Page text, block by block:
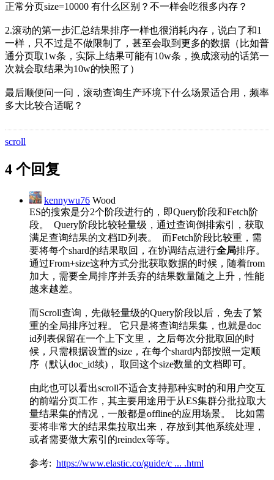
正常分页size=10000 有什么区别？不一样会吃很多内存？
2.滚动的第一步汇总结果排序一样也很消耗内存，说白了和1
一样，只不过是不做限制了，甚至会取到更多的数据（比如普
通分页取1w条，实际上结果可能有10w条，换成滚动的话第一
次就会取结果为10w的快照了）
最后顺便问一问，滚动查询生产环境下什么场景适合用，频率
多大比较合适呢？
scroll
4 个回复
kennywu76 Wood
ES的搜索是分2个阶段进行的，即Query阶段和Fetch阶
段。 Query阶段比较轻量级，通过查询倒排索引，获取
满足查询结果的文档ID列表。 而Fetch阶段比较重，需
要将每个shard的结果取回，在协调结点进行全局排序。
通过From+size这种方式分批获取数据的时候，随着from
加大，需要全局排序并丢弃的结果数量随之上升，性能
越来越差。
而Scroll查询，先做轻量级的Query阶段以后，免去了繁
重的全局排序过程。 它只是将查询结果集，也就是doc
id列表保留在一个上下文里， 之后每次分批取回的时
候，只需根据设置的size，在每个shard内部按照一定顺
序（默认doc_id续)， 取回这个size数量的文档即可。
由此也可以看出scroll不适合支持那种实时的和用户交互
的前端分页工作，其主要用途用于从ES集群分批拉取大
量结果集的情况，一般都是offline的应用场景。 比如需
要将非常大的结果集拉取出来，存放到其他系统处理，
或者需要做大索引的reindex等等。
参考: https://www.elastic.co/guide/c ... .html